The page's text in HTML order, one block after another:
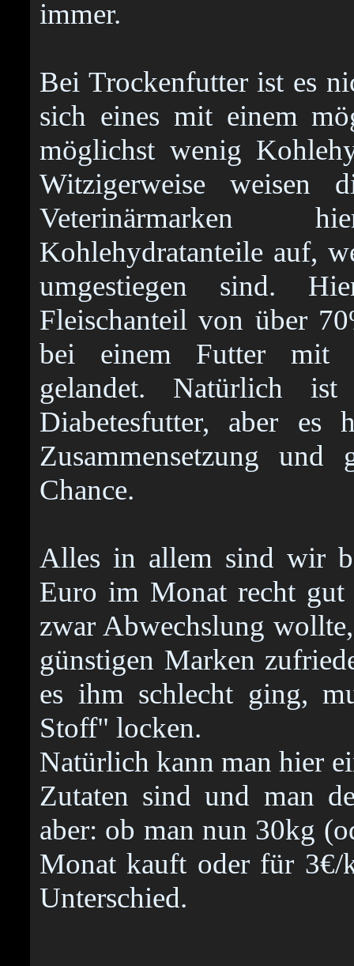
immer.
Bei Trockenfutter ist es
sich eines mit einem
möglichst wenig
Witzigerweise weisen
Veterinärmarken
Kohlehydratanteile auf,
umgestiegen sind.
Fleischanteil von über
bei einem Futter mit
gelandet. Natürlich
Diabetesfutter, aber es
Zusammensetzung
Chance.
Alles in allem sind wir
Euro im Monat recht gut
zwar Abwechslung
günstigen Marken
es ihm schlecht ging,
Stoff" locken.
Natürlich kann man hier
Zutaten sind und man
aber: ob man nun 30kg
Monat kauft oder für 3€/
Unterschied.